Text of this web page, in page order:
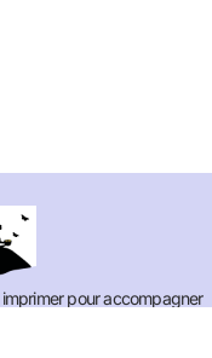
pour accompagner